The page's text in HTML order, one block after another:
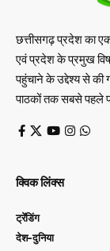
छत्तीसगढ़ प्रदेश का
एवं प्रदेश के प्रमुख
पहुंचाने के उद्देश्य से
पाठकों तक सबसे पहले
क्विक लिंक्स
ट्रेंडिंग
देश-दुनिया